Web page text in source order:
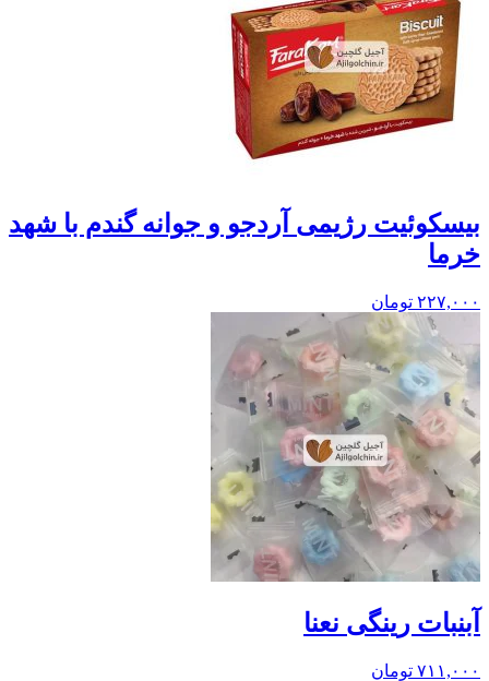
بيسکوئيت رژیمی آردجو و جوانه گندم با شهد
خرما
۲۲۷,۰۰۰ تومان
آبنبات رینگی نعنا
۷۱۱,۰۰۰ تومان